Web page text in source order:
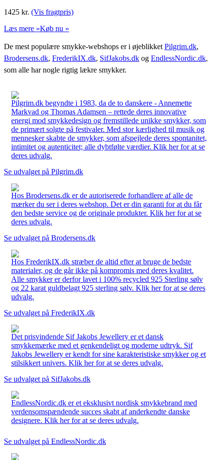
1425 kr. (Vis fragtpris)
Læs mere »Køb nu »
De mest populære smykke-webshops er i øjeblikket Pilgrim.dk,
Brodersens.dk, FrederikIX.dk, SifJakobs.dk og EndlessNordic.dk,
som alle har nogle rigtig lækre smykker.
Pilgrim.dk begyndte i 1983, da de to danskere - Annemette
Markvad og Thomas Adamsen – rettede deres innovative
energi mod smykkedesign og fremstillede unikke smykker, som
de primært solgte på festivaler. Med stor kærlighed til musik og
mennesker skabte de smykker, som afspejlede deres spontanitet,
intimitet og autenticitet; alle dybtfølte værdier. Klik her for at se
deres udvalg.
Se udvalget på Pilgrim.dk
Hos Brodersens.dk er de autoriserede forhandlere af alle de
mærker du ser i deres webshop. Det er din garanti for at du får
den bedste service og de originale produkter. Klik her for at se
deres udvalg.
Se udvalget på Brodersens.dk
Hos FrederikIX.dk stræber de altid efter at bruge de bedste
materialer, og de går ikke på kompromis med deres kvalitet.
Alle smykker er derfor lavet i 100% recycled 925 Sterling sølv
og 22 karat guldbelagt 925 sterling sølv. Klik her for at se deres
udvalg.
Se udvalget på FrederikIX.dk
Det prisvindende Sif Jakobs Jewellery er et dansk
smykkemærke med et genkendeligt og moderne udtryk. Sif
Jakobs Jewellery er kendt for sine karakteristiske smykker og et
stilsikkert univers. Klik her for at se deres udvalg.
Se udvalget på SifJakobs.dk
EndlessNordic.dk er et eksklusivt nordisk smykkebrand med
verdensomspændende succes skabt af anderkendte danske
designere. Klik her for at se deres udvalg.
Se udvalget på EndlessNordic.dk